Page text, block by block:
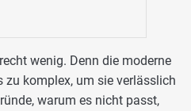
wenig. Denn die moderne
komplex, um sie verlässlich
warum es nicht passt,